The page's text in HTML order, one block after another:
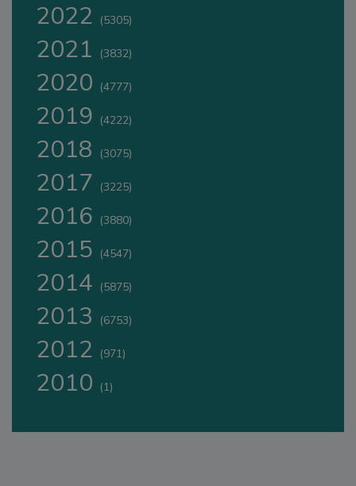
2022 (5305)
2021 (3832)
2020 (4777)
2019 (4222)
2018 (3075)
2017 (3225)
2016 (3880)
2015 (4547)
2014 (5875)
2013 (6753)
2012 (971)
2010 (1)